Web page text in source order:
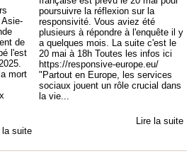
de
l'est
mort
la suite
poursuivre la réflexion sur la
responsivité. Vous aviez été
plusieurs à répondre à l'enquête il y
a quelques mois. La suite c'est le
20 mai à 18h Toutes les infos ici
https://responsive-europe.eu/
"Partout en Europe, les services
sociaux jouent un rôle crucial dans
la vie...
Lire la suite